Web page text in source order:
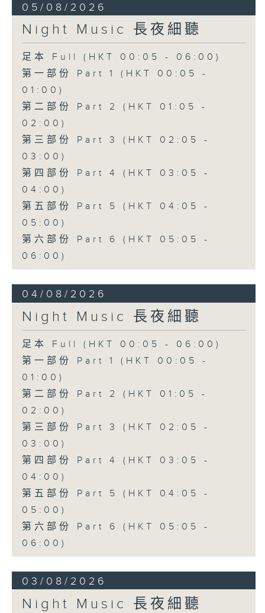
05/08/2026
Night Music 長夜細聽
足本 Full (HKT 00:05 - 06:00)
第一部份 Part 1 (HKT 00:05 -
01:00)
第二部份 Part 2 (HKT 01:05 -
02:00)
第三部份 Part 3 (HKT 02:05 -
03:00)
第四部份 Part 4 (HKT 03:05 -
04:00)
第五部份 Part 5 (HKT 04:05 -
05:00)
第六部份 Part 6 (HKT 05:05 -
06:00)
04/08/2026
Night Music 長夜細聽
足本 Full (HKT 00:05 - 06:00)
第一部份 Part 1 (HKT 00:05 -
01:00)
第二部份 Part 2 (HKT 01:05 -
02:00)
第三部份 Part 3 (HKT 02:05 -
03:00)
第四部份 Part 4 (HKT 03:05 -
04:00)
第五部份 Part 5 (HKT 04:05 -
05:00)
第六部份 Part 6 (HKT 05:05 -
06:00)
03/08/2026
Night Music 長夜細聽